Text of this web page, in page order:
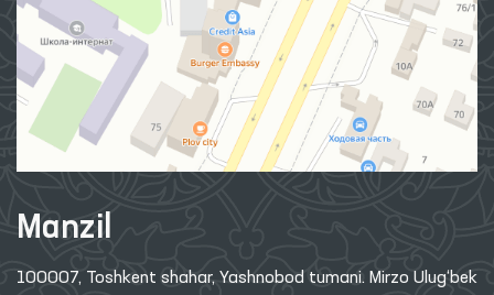
Manzil
100007, Toshkent shahar, Yashnobod tumani. Mirzo Ulug‘bek